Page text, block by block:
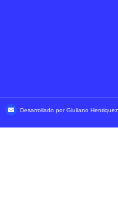
Desarrollado por Giuliano Henriquez